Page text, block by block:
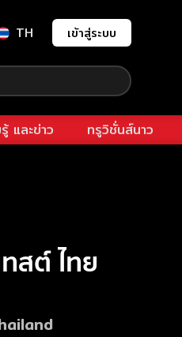
TH เข้าสู่ระบบ
และข่าว ทรูวิชั่นส์นาว
สต์ ไทย